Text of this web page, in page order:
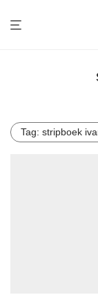
Tag: stripboek